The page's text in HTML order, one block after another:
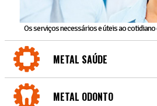
Os serviços necessários e úteis ao
METAL SAÚDE
METAL ODONTO